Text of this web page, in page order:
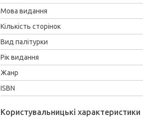
Мова видання
Кількість сторінок
Вид палітурки
Рік видання
Жанр
ISBN
Користувальницькі характеристики